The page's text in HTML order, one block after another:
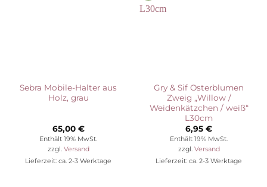
Sebra Mobile-Halter aus
Holz, grau
65,00 €
Enthält 19% MwSt.
zzgl. Versand
Lieferzeit: ca. 2-3 Werktage
Gry & Sif Osterblumen
Zweig „Willow /
Weidenkätzchen / weiß“
L30cm
6,95 €
Enthält 19% MwSt.
zzgl. Versand
Lieferzeit: ca. 2-3 Werktage